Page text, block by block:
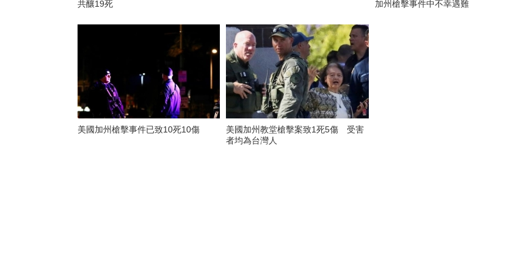
共釀19死
加州槍擊事件中不幸遇難
美國加州槍擊事件已致10死10傷
美國加州教堂槍擊案致1死5傷 受害
者均為台灣人